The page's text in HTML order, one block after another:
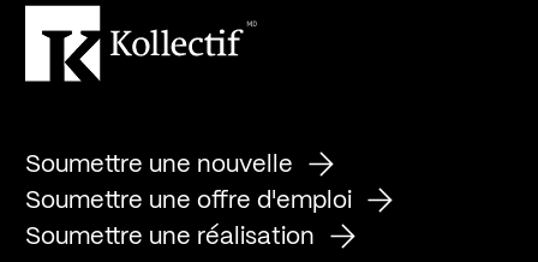
Soumettre une nouvelle
Soumettre une offre d'emploi
Soumettre une réalisation